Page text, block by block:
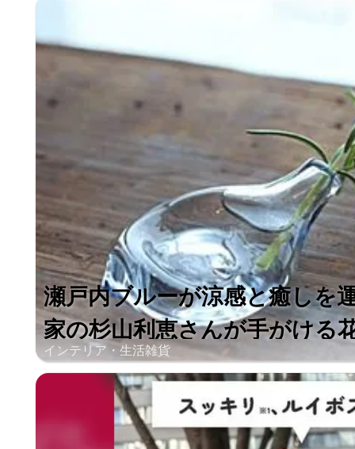
瀬戸内ブルーが涼感と癒しを
家の杉山利恵さんが手がける
インテリア・生活雑貨